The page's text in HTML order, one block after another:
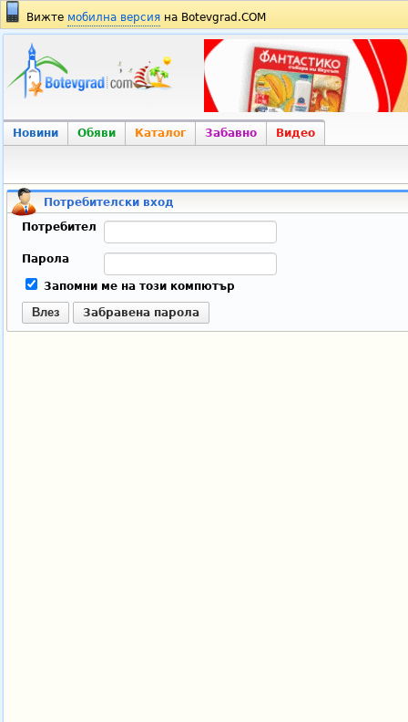
Вижте мобилна версия на Botevgrad.COM
Новини Обяви Каталог Забавно Видео
Потребителски вход
Потребител
Парола
Запомни ме на този компютър
Влез Забравена парола